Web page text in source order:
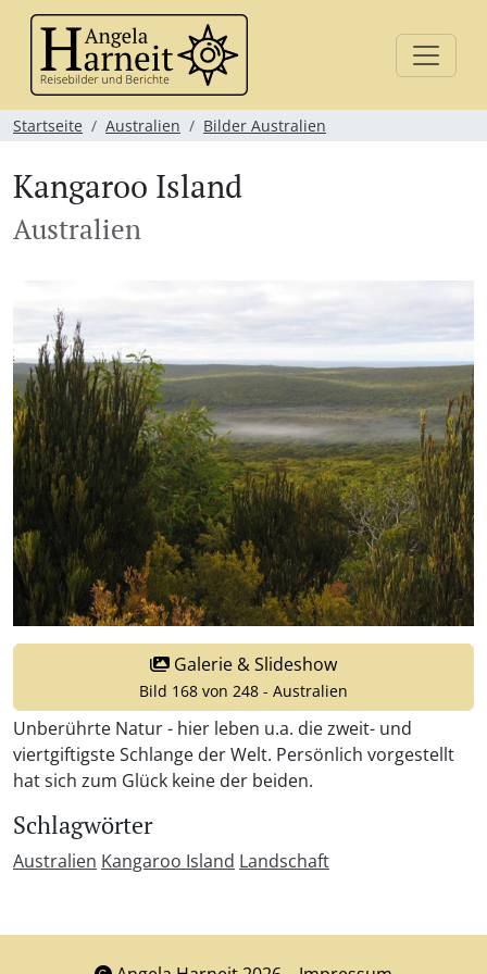
Startseite Australien Bilder Australien
Kangaroo Island
Australien
Galerie & Slideshow
Bild 168 von 248 - Australien
Unberührte Natur - hier leben u.a. die zweit- und
viertgiftigste Schlange der Welt. Persönlich vorgestellt
hat sich zum Glück keine der beiden.
Schlagwörter
Australien Kangaroo Island Landschaft